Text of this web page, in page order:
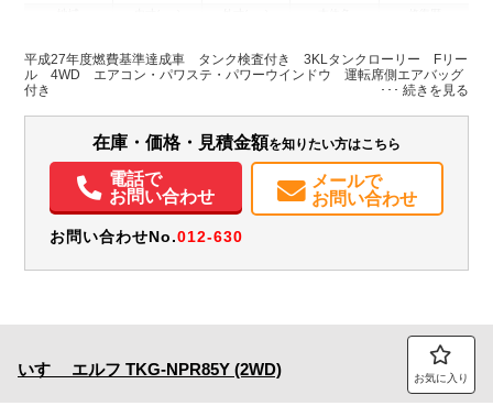
パワステ
電動格納ミラー
カーナビ
平成27年度燃費基準達成車 タンク検査付き 3KLタンクローリー Fリー
ル 4WD エアコン・パワステ・パワーウインドウ 運転席側エアバッグ
付き
在庫・価格・見積金額を知りたい方はこちら
電話で
お問い合わせ
メールで
お問い合わせ
お問い合わせNo.012-630
いすゞ エルフ TKG-NPR85Y (2WD) お気に入り